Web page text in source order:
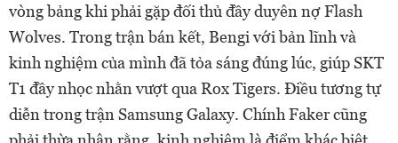
vòng bảng khi phải gặp đối thủ đầy duyên nợ Flash
Wolves. Trong trận bán kết, Bengi với bản lĩnh và
kinh nghiệm của mình đã tỏa sáng đúng lúc, giúp SKT
T1 đầy nhọc nhằn vượt qua Rox Tigers. Điều tương tự
diễn trong trận Samsung Galaxy. Chính Faker cũng